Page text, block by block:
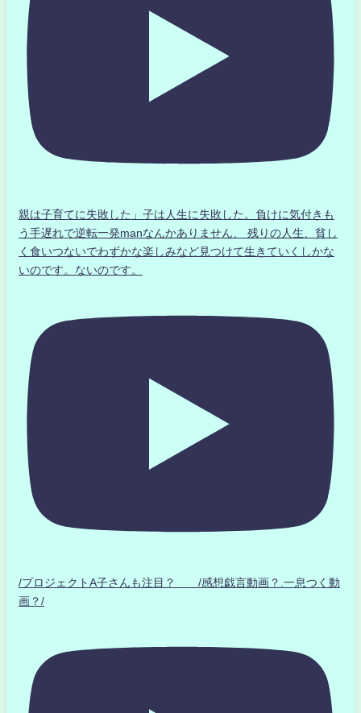
親は子育てに失敗した」子は人生に失敗した。負けに気付きも
う手遅れで逆転一発manなんかありません、 残りの人生、貧し
く食いつないでわずかな楽しみなど見つけて生きていくしかな
いのです。ないのです。
/プロジェクトA子さんも注目？ /感想戯言動画？.一息つく動
画？/